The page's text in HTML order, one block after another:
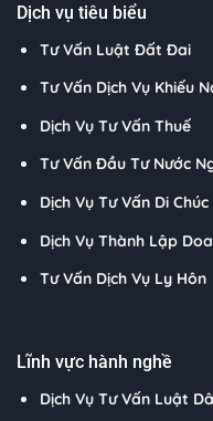
Dịch vụ tiêu biểu
Tư Vấn Luật Đất Đai
Tư Vấn Dịch Vụ Khiếu
Dịch Vụ Tư Vấn Thuế
Tư Vấn Đầu Tư Nước
Dịch Vụ Tư Vấn Di
Dịch Vụ Thành Lập
Tư Vấn Dịch Vụ Ly Hôn
Lĩnh vực hành nghề
Dịch Vụ Tư Vấn Luật